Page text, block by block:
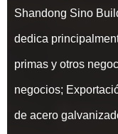
Shandong Sino
dedica
primas y otros
negocios;
de acero